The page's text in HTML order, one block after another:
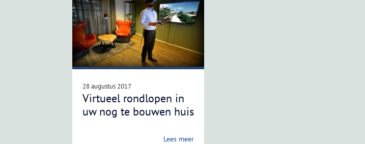
28 augustus 2017
Virtueel rondlopen in
uw nog te bouwen huis
Lees meer